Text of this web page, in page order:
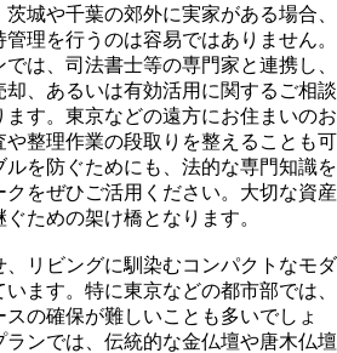
城や千葉の郊外に実家がある場合、
理を行うのは容易ではありません。
は、司法書士等の専門家と連携し、
、あるいは有効活用に関するご相談
ます。東京などの遠方にお住まいのお
整理作業の段取りを整えることも可
を防ぐためにも、法的な専門知識を
をぜひご活用ください。大切な資産
ための架け橋となります。
リビングに馴染むコンパクトなモダ
ます。特に東京などの都市部では、
の確保が難しいことも多いでしょ
ランでは、伝統的な金仏壇や唐木仏壇